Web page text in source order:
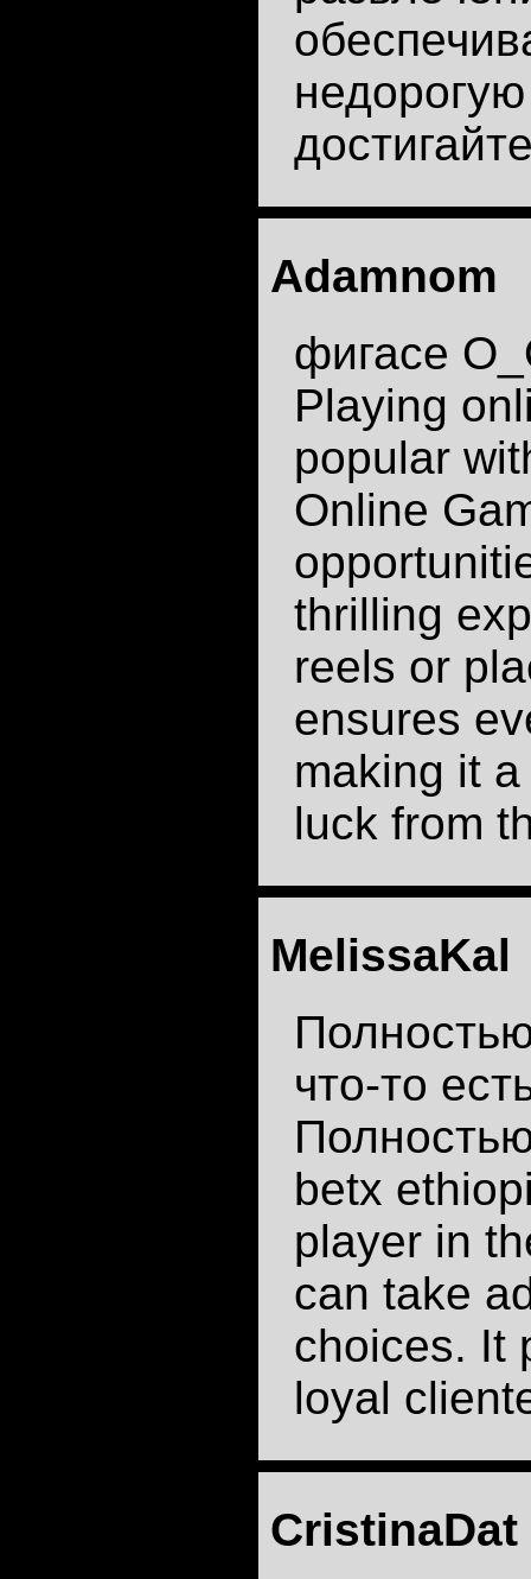
Adamnom
фигасе
Playing
popular
Online
thrilling
reels or
ensures
making it
luck from
MelissaKal
что-то
betx
player in
can take
choices. It
loyal
CristinaDat